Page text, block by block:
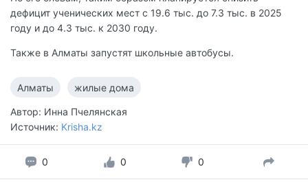
дефицит ученических мест с 19.6 тыс. до 7.3 тыс. в 2025
году и до 4.3 тыс. к 2030 году.
Также в Алматы запустят школьные автобусы.
Алматы жилые дома
Автор: Инна Пчелянская
Источник: Krisha.kz
0 0 0